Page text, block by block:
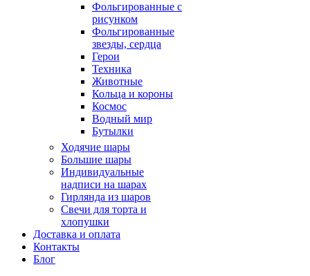
Фольгированные с
рисунком
Фольгированные
звезды, сердца
Герои
Техника
Животные
Кольца и короны
Космос
Водный мир
Бутылки
Ходячие шары
Большие шары
Индивидуальные
надписи на шарах
Гирлянда из шаров
Свечи для торта и
хлопушки
Доставка и оплата
Контакты
Блог